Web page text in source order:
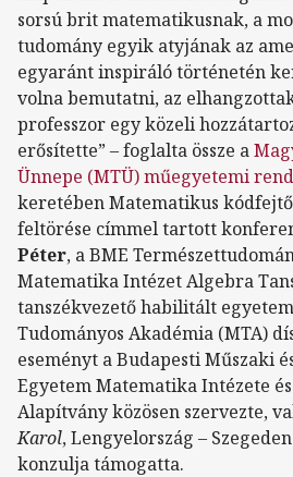
sorsú brit matematikusnak, a
tudomány egyik atyjának az
egyaránt inspiráló történetén
volna bemutatni, az
professzor egy közeli
erősítette” – foglalta össze a
Ünnepe (MTÜ) műegyetemi
keretében Matematikus
feltörése címmel tartott
Péter, a BME
Matematika Intézet Algebra
tanszékvezető habilitált
Tudományos Akadémia (MTA)
eseményt a Budapesti Műszaki
Egyetem Matematika Intézete és
Alapítvány közösen szervezte,
Karol, Lengyelország –
konzulja támogatta.